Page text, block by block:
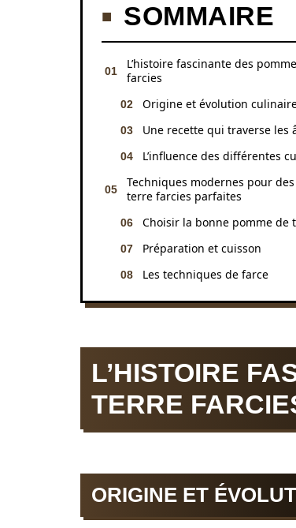
SOMMAIRE
L’histoire fascinante des
farcies
Origine et évolution
Une recette qui traverse les
L’influence des différentes
Techniques modernes pour
terre farcies parfaites
Choisir la bonne pomme de
Préparation et cuisson
Les techniques de farce
L’HISTOIRE
TERRE
ORIGINE ET